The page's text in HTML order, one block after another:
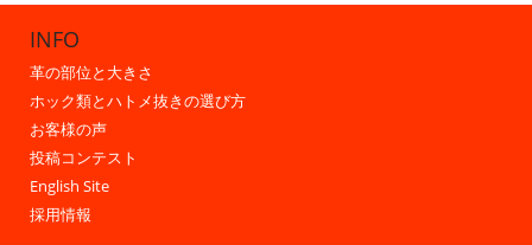
INFO
革の部位と大きさ
ホック類とハトメ抜きの選び方
お客様の声
投稿コンテスト
English Site
採用情報